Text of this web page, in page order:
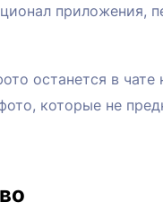
приложения,
останется в чате
которые не